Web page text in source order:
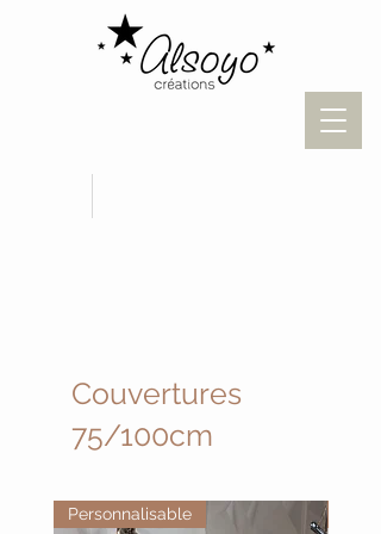
Couvertures
75/100cm
Personnalisable